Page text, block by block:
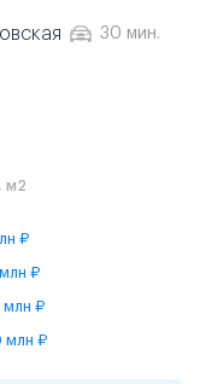
30 мин.
м2
₽
₽
млн ₽
млн ₽